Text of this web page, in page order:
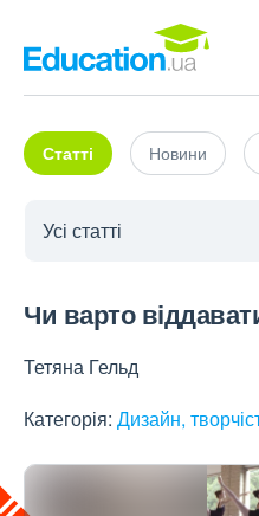
Статті Новини
Чи варто
Тетяна Гельд
Категорія: Дизайн,